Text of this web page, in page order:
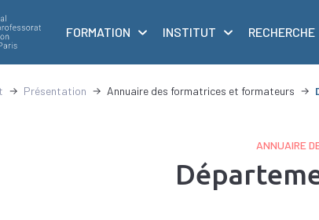
FORMATION
INSTITUT RECHERCHE
Présentation Annuaire des formatrices et formateurs
ANNUAIRE